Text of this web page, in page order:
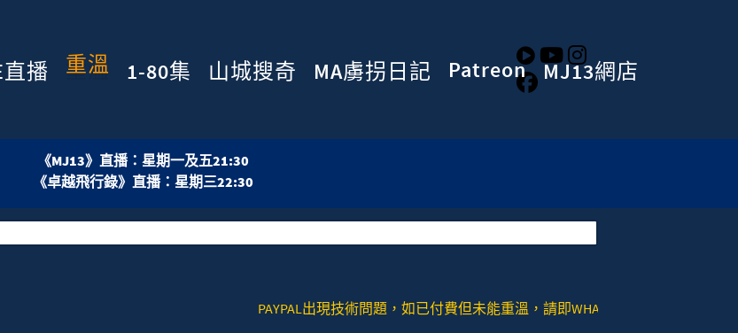
直播 重溫 1-80集 山城搜奇 MA虜拐日記 Patreon MJ13網店
《MJ13》直播：星期一及五21:30
《卓越飛行錄》直播：星期三22:30
PAYPAL出現技術問題，如已付費但未能重溫，請即WHATSAPP或者SIGNAL去：+852